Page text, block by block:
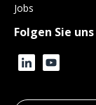
Jobs
Folgen Sie uns